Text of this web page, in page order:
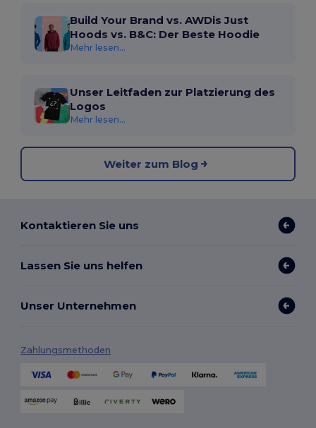
Build Your Brand vs. AWDis Just
Hoods vs. B&C: Der Beste Hoodie
Mehr lesen...
Unser Leitfaden zur Platzierung des
Logos
Mehr lesen...
Weiter zum Blog
Kontaktieren Sie uns
Lassen Sie uns helfen
Unser Unternehmen
Zahlungsmethoden